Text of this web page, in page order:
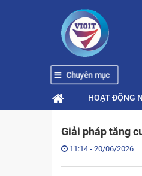
Chuyên mục
HOẠT ĐỘNG
Giải pháp tăng
11:14 - 20/06/2026